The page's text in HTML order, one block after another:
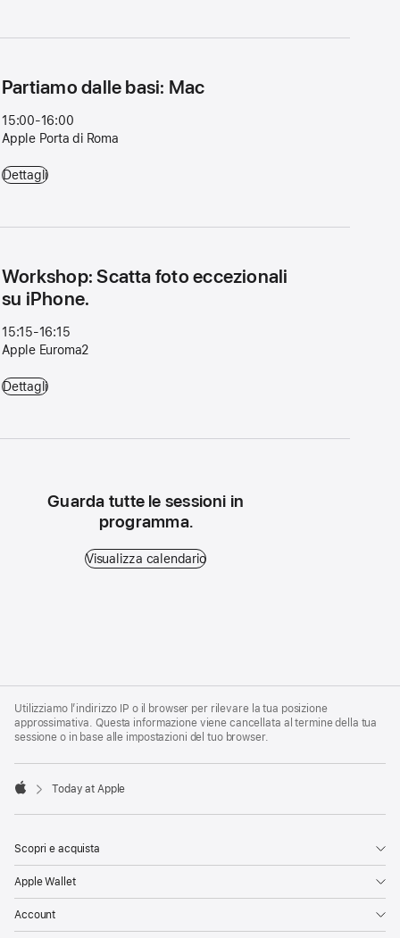
Partiamo dalle basi: Mac
15:00-16:00
Apple Porta di Roma
Partiamo dalle basi: Mac - 15:00-16:00 - Apple Porta di Roma
Dettagli
Workshop: Scatta foto eccezionali
su iPhone.
15:15-16:15
Apple Euroma2
Workshop: Scatta foto eccezionali su iPhone. - 15:15-16:15 - Apple
Dettagli
Guarda tutte le sessioni in
programma.
Visualizza calendario - Guarda tutte le sessioni in
Visualizza calendario
Footer
Utilizziamo l’indirizzo IP o il browser per rilevare la tua posizione
approssimativa. Questa informazione viene cancellata al termine della tua
sessione o in base alle impostazioni del tuo browser.
Today at Apple
Scopri e acquista
Apple Wallet
Account